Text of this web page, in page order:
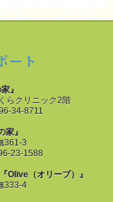
』
らクリニック2階
34-8711
』
361-3
23-1588
（オリーブ）』
333-4